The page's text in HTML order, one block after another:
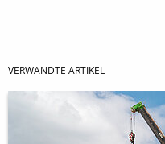
VERWANDTE ARTIKEL